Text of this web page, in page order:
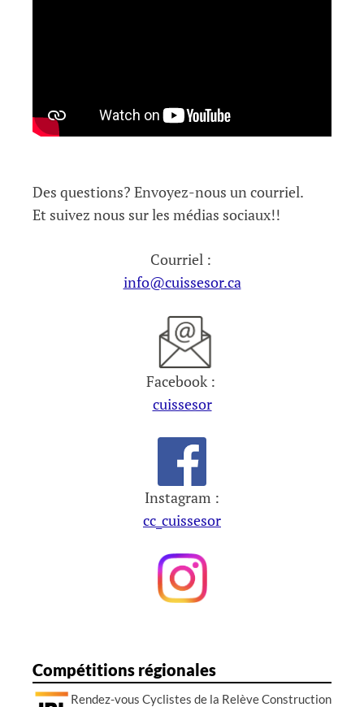
Des questions? Envoyez-nous un courriel.
Et suivez nous sur les médias sociaux!!
Courriel :
info@cuissesor.ca
Facebook :
cuissesor
Instagram :
cc_cuissesor
Compétitions régionales
Rendez-vous Cyclistes de la Relève Construction